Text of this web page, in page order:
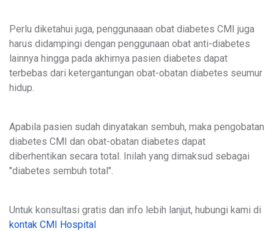
Perlu diketahui juga, penggunaaan obat diabetes CMI juga
harus didampingi dengan penggunaan obat anti-diabetes
lainnya hingga pada akhirnya pasien diabetes dapat
terbebas dari ketergantungan obat-obatan diabetes seumur
hidup.
Apabila pasien sudah dinyatakan sembuh, maka pengobatan
diabetes CMI dan obat-obatan diabetes dapat
diberhentikan secara total. Inilah yang dimaksud sebagai
"diabetes sembuh total".
Untuk konsultasi gratis dan info lebih lanjut, hubungi kami di
kontak CMI Hospital